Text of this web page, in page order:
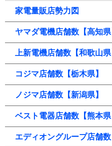
家電量販店勢力図
ヤマダ電機店舗数【高知県
上新電機店舗数【和歌山県
コジマ店舗数【栃木県】
ノジマ店舗数【新潟県】
ベスト電器店舗数【熊本県
エディオングループ店舗数